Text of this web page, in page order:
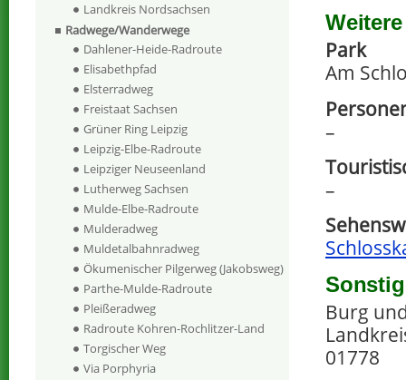
Park
Am
–
–
Burg
01778
Landkreis Nordsachsen
Radwege/Wanderwege
Dahlener-Heide-Radroute
Elisabethpfad
Elsterradweg
Freistaat Sachsen
Grüner Ring Leipzig
Leipzig-Elbe-Radroute
Leipziger Neuseenland
Lutherweg Sachsen
Mulde-Elbe-Radroute
Mulderadweg
Muldetalbahnradweg
Ökumenischer Pilgerweg (Jakobsweg)
Parthe-Mulde-Radroute
Pleißeradweg
Radroute Kohren-Rochlitzer-Land
Torgischer Weg
Via Porphyria